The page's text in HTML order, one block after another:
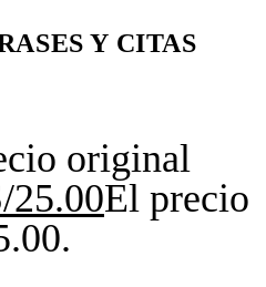
Y CITAS
original
25.00El precio